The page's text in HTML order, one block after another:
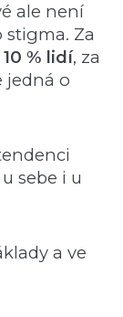
ale není
Za
10 % lidí, za
jedná o
sebe i u
a ve